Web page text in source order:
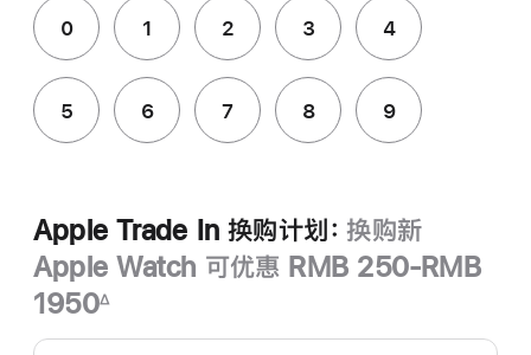
0 1 2 3 4
5 6 7 8 9
Apple Trade In 换购计划： 换购新
Apple Watch 可优惠 RMB 250-RMB
1950
注
∆
Apple